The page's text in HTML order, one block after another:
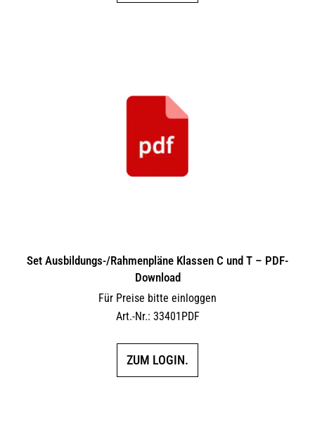
Set Ausbildungs-/Rahmenpläne Klassen C und T – PDF-
Download
Für Preise bitte einloggen
Art.-Nr.: 33401PDF
ZUM LOGIN.